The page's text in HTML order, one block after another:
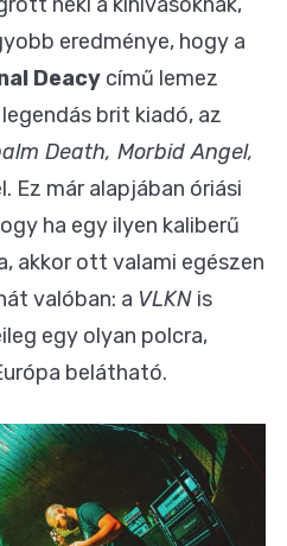
eredménye, hogy a
Deacy című lemez
brit kiadó, az
Death, Morbid Angel,
Ez már alapjában óriási
ha egy ilyen kaliberű
akkor ott valami egészen
valóban: a VLKN is
egy olyan polcra,
belátható.